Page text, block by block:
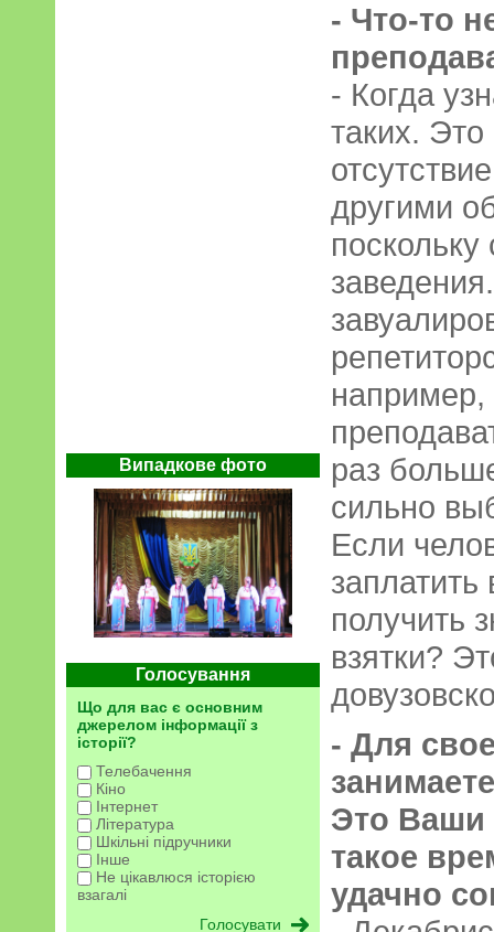
Випадкове фото
Голосування
Що для вас є основним
джерелом інформації з
історії?
Телебачення
Кіно
Інтернет
Література
Шкільні підручники
Інше
Не цікавлюся історією
взагалі
- Что-то
- Когда
таких.
другими
например,
раз
сильно
Если
заплатить
получить
взятки?
- Для
Это Ваши
такое
удачно